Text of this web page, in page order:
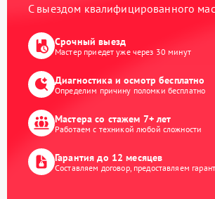
С выездом квалифицированного
Срочный выезд
Мастер приедет уже через 30 минут
Диагностика и осмотр бесплатно
Определим причину поломки бесплатно
Мастера со стажем 7+ лет
Работаем с техникой любой сложности
Гарантия до 12 месяцев
Составляем договор, предоставляем